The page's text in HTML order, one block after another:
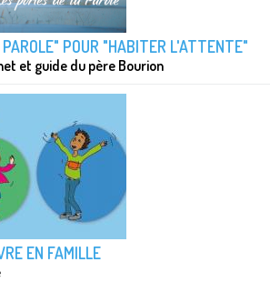
POUR "HABITER L'ATTENTE"
et guide du père Bourion
EN FAMILLE